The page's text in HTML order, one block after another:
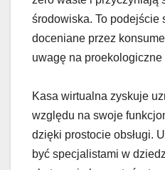
środowiska. To podejście
doceniane przez
uwagę na proekologiczne
Kasa wirtualna zyskuje
względu na swoje
dzięki prostocie obsługi.
być specjalistami w